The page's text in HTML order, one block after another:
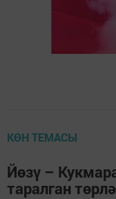
КӨН ТЕМАСЫ
Йөзү –
таралган